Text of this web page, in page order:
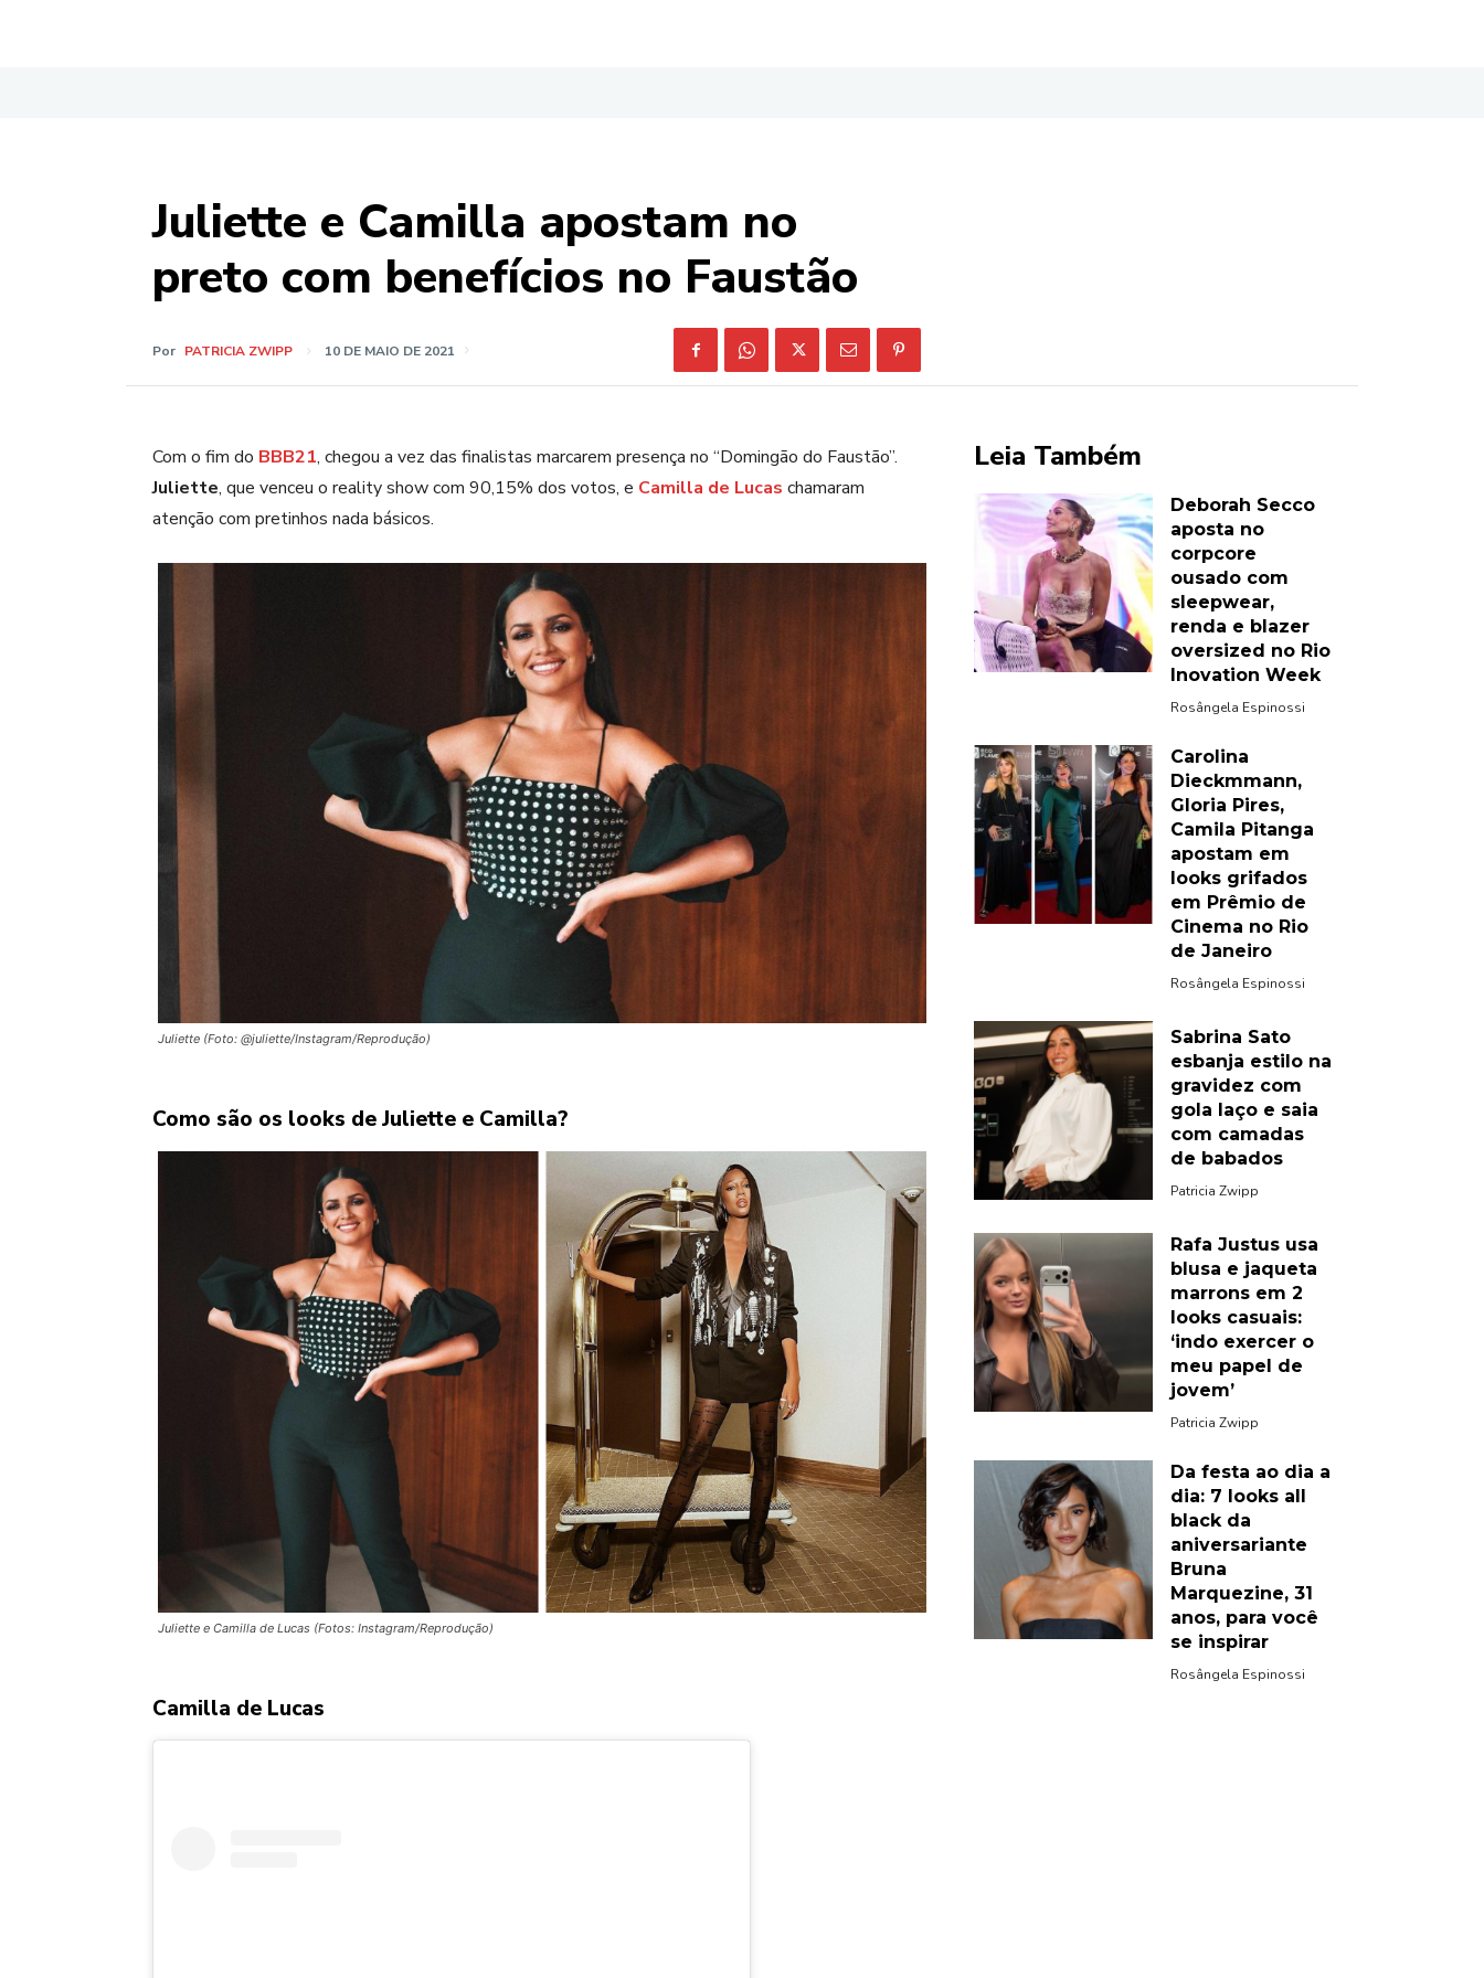
Juliette e Camilla apostam no
preto com benefícios no Faustão
Por PATRICIA ZWIPP 10 DE MAIO DE 2021
Com o fim do BBB21, chegou a vez das finalistas marcarem presença no “Domingão do Faustão”.
Juliette, que venceu o reality show com 90,15% dos votos, e Camilla de Lucas chamaram
atenção com pretinhos nada básicos.
Juliette (Foto: @juliette/Instagram/Reprodução)
Como são os looks de Juliette e Camilla?
Juliette e Camilla de Lucas (Fotos: Instagram/Reprodução)
Camilla de Lucas
Leia Também
Deborah Secco
aposta no
corpcore
ousado com
sleepwear,
renda e blazer
oversized no Rio
Inovation Week
Rosângela Espinossi
Carolina
Dieckmmann,
Gloria Pires,
Camila Pitanga
apostam em
looks grifados
em Prêmio de
Cinema no Rio
de Janeiro
Rosângela Espinossi
Sabrina Sato
esbanja estilo na
gravidez com
gola laço e saia
com camadas
de babados
Patricia Zwipp
Rafa Justus usa
blusa e jaqueta
marrons em 2
looks casuais:
‘indo exercer o
meu papel de
jovem’
Patricia Zwipp
Da festa ao dia a
dia: 7 looks all
black da
aniversariante
Bruna
Marquezine, 31
anos, para você
se inspirar
Rosângela Espinossi